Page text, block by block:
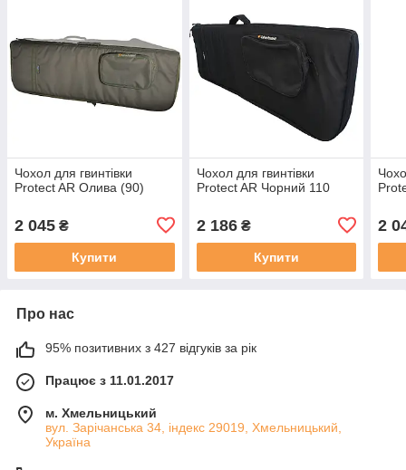
Чохол для гвинтівки
Protect AR Олива (90)
2 045 ₴
Купити
Чохол для гвинтівки
Protect AR Чорний 110
2 186₴
Купити
2
Про нас
95% позитивних з 427 відгуків за рік
Працює з 11.01.2017
м. Хмельницький
вул. Зарічанська 34, індекс 29019, Хмельницький,
Україна